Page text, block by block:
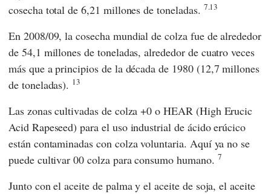
cosecha total de 6,21 millones de toneladas. 7.13
En 2008/09, la cosecha mundial de colza fue de alrededor
de 54,1 millones de toneladas, alrededor de cuatro veces
más que a principios de la década de 1980 (12,7 millones
de toneladas). 13
Las zonas cultivadas de colza +0 o HEAR (High Erucic
Acid Rapeseed) para el uso industrial de ácido erúcico
están contaminadas con colza voluntaria. Aquí ya no se
puede cultivar 00 colza para consumo humano. 7
Junto con el aceite de palma y el aceite de soja, el aceite